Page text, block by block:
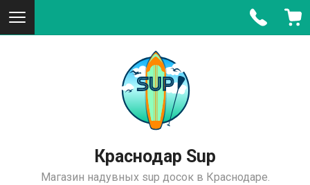
Краснодар Sup
Магазин надувных sup досок в Краснодаре.